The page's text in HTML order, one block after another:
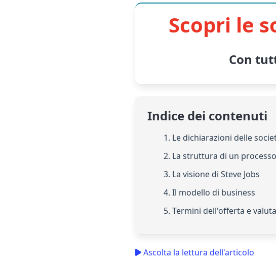
Scopri le
Con
Indice dei contenuti
1. Le dichiarazioni delle
2. La struttura di un
3. La visione di Steve Jobs
4. Il modello di business
5. Termini dell'offerta e
Ascolta la lettura dell'articolo